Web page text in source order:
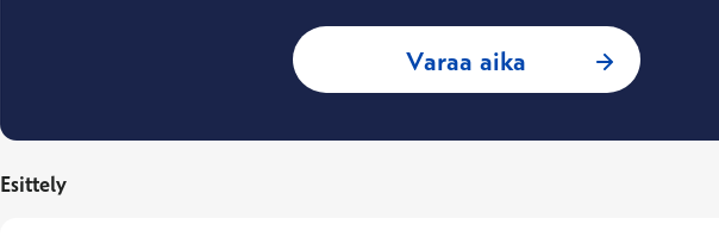
Varaa aika : Olli
Esittely